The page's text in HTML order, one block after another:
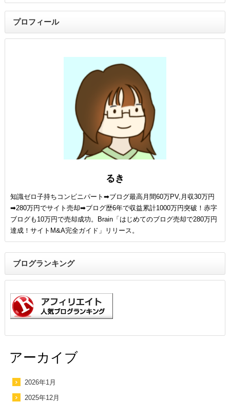
プロフィール
るき
知識ゼロ子持ちコンビニパート➡ブログ最高月間60万PV,月収30万円
➡280万円でサイト売却➡ブログ歴6年で収益累計1000万円突破！赤字
ブログも10万円で売却成功。Brain「はじめてのブログ売却で280万円
達成！サイトM&A完全ガイド」リリース。
ブログランキング
アーカイブ
2026年1月
2025年12月